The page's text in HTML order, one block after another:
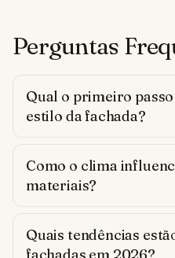
Perguntas
Qual o primeiro
estilo da fachada?
Como o clima
materiais?
Quais tendências